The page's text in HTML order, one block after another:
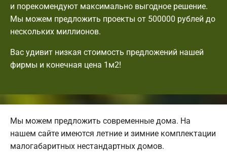
и порекомендуют максимально выгодное решение.
Мы можем предложить проекты от 500000 рублей до
нескольких миллионов.
Вас удивит низкая стоимость предложений нашей
фирмы и конечная цена 1м2!
Мы можем предложить современные дома. На
нашем сайте имеются летние и зимние комплектации
малогабаритных нестандартных домов.